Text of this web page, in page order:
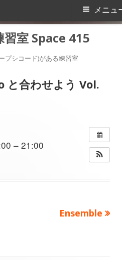
室 Space 415
プシコード)がある練習室
メニュ
と合わせよう Vol.
– 21:00
次
Ensemble